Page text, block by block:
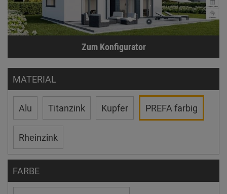
Zum Konfigurator
MATERIAL
Alu Titanzink Kupfer PREFA farbig
Rheinzink
FARBE